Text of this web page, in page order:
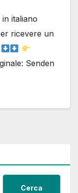
italiano
ricevere un
Senden
Cerca